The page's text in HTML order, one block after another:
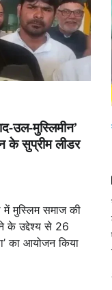
उल-मुस्लिमीन’
के सुप्रीम लीडर
में मुस्लिम समाज की
के उद्देश्य से 26
का आयोजन किया